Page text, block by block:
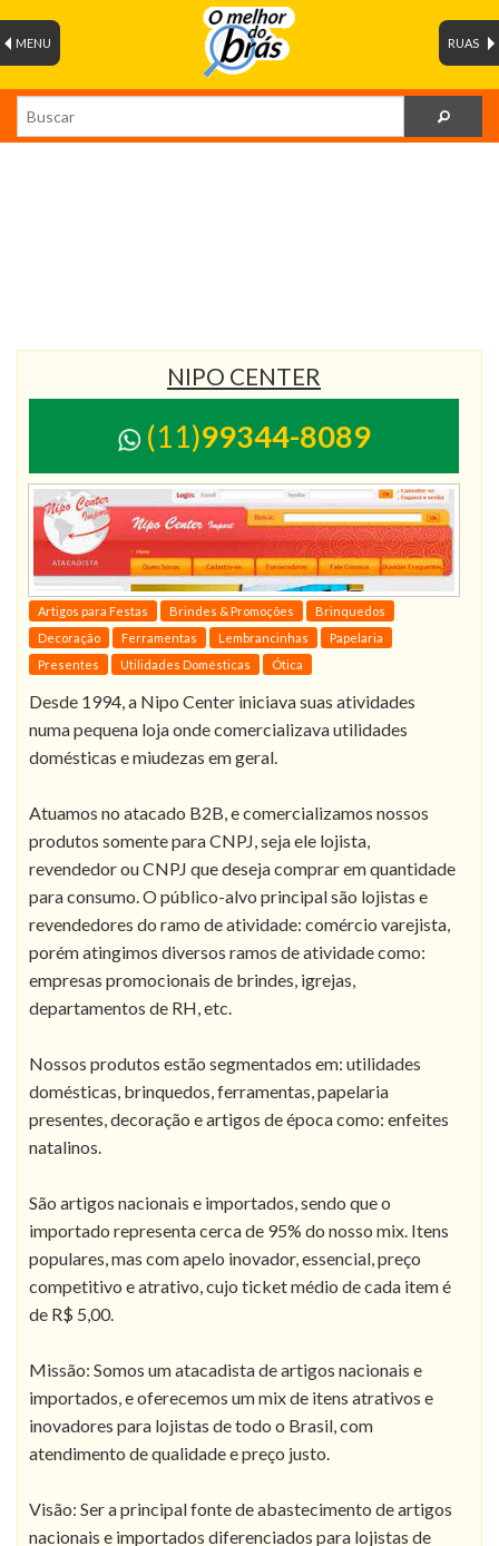
RUAS
MENU
NIPO CENTER
(11)99344-8089
Artigos para Festas Brindes & Promoções
Brinquedos
Decoração
Ferramentas Lembrancinhas
Papelaria
Presentes
Utilidades Domésticas Ótica
Desde 1994, a Nipo Center iniciava suas atividades
numa pequena loja onde comercializava utilidades
domésticas e miudezas em geral.
Atuamos no atacado B2B, e comercializamos nossos
produtos somente para CNPJ, seja ele lojista,
revendedor ou CNPJ que deseja comprar em quantidade
para consumo. O público-alvo principal são lojistas e
revendedores do ramo de atividade: comércio varejista,
porém atingimos diversos ramos de atividade como:
empresas promocionais de brindes, igrejas,
departamentos de RH, etc.
Nossos produtos estão segmentados em: utilidades
domésticas, brinquedos, ferramentas, papelaria
presentes, decoração e artigos de época como: enfeites
natalinos.
São artigos nacionais e importados, sendo que o
importado representa cerca de 95% do nosso mix. Itens
populares, mas com apelo inovador, essencial, preço
competitivo e atrativo, cujo ticket médio de cada item é
de R$ 5,00.
Missão: Somos um atacadista de artigos nacionais e
importados, e oferecemos um mix de itens atrativos e
inovadores para lojistas de todo o Brasil, com
atendimento de qualidade e preço justo.
Visão: Ser a principal fonte de abastecimento de artigos
nacionais e importados diferenciados para lojistas de